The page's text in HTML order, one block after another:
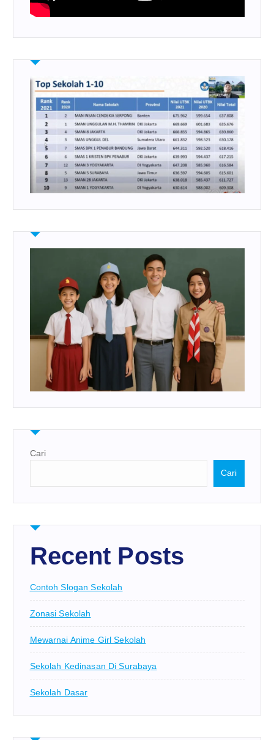
Cari
Cari
Recent Posts
Contoh Slogan Sekolah
Zonasi Sekolah
Mewarnai Anime Girl Sekolah
Sekolah Kedinasan Di Surabaya
Sekolah Dasar